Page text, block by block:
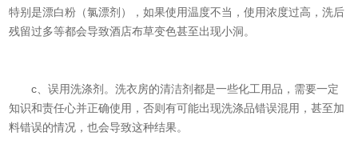
特别是漂白粉（氯漂剂），如果使用温度不当，使用浓度过高，洗后
残留过多等都会导致酒店布草变色甚至出现小洞。
c、误用洗涤剂。洗衣房的清洁剂都是一些化工用品，需要一定
知识和责任心并正确使用，否则有可能出现洗涤品错误混用，甚至加
料错误的情况，也会导致这种结果。